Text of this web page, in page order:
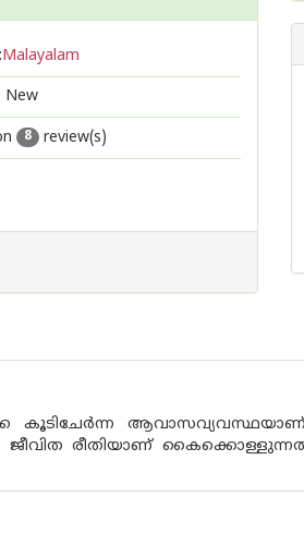
Malayalam
New
8 review(s)
കൂടിചേര്‍ന്ന
ജീവിത രീതിയാണ്‌